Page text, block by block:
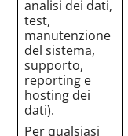
analisi dei dati,
test,
manutenzione
del sistema,
supporto,
reporting e
hosting dei
dati).
Per qualsiasi